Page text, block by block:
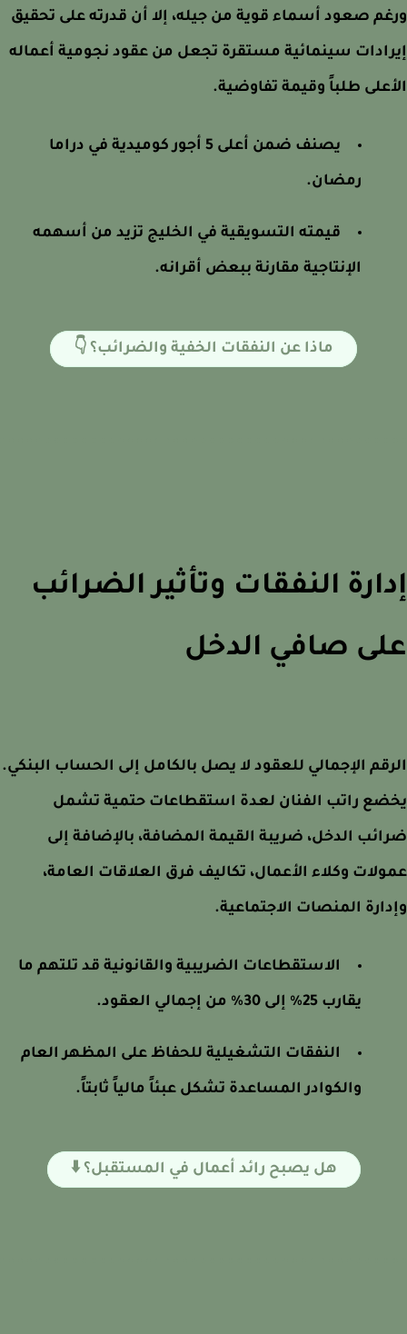
صعود أسماء قوية من جيله، إلا أن قدرته على تحقيق
سينمائية مستقرة تجعل من عقود نجومية أعماله
طلباً وقيمة تفاوضية.
يصنف ضمن أعلى 5 أجور كوميدية في دراما
رمضان.
قيمته التسويقية في الخليج تزيد من أسهمه
الإنتاجية مقارنة ببعض أقرانه.
ماذا عن النفقات الخفية والضرائب؟ 👇
النفقات وتأثير الضرائب
صافي الدخل
الإجمالي للعقود لا يصل بالكامل إلى الحساب البنكي.
راتب الفنان لعدة استقطاعات حتمية تشمل
الدخل، ضريبة القيمة المضافة، بالإضافة إلى
وكلاء الأعمال، تكاليف فرق العلاقات العامة،
المنصات الاجتماعية.
الاستقطاعات الضريبية والقانونية قد تلتهم ما
يقارب 25% إلى 30% من إجمالي العقود.
النفقات التشغيلية للحفاظ على المظهر العام
والكوادر المساعدة تشكل عبئاً مالياً ثابتاً.
هل يصبح رائد أعمال في المستقبل؟ ⬇️